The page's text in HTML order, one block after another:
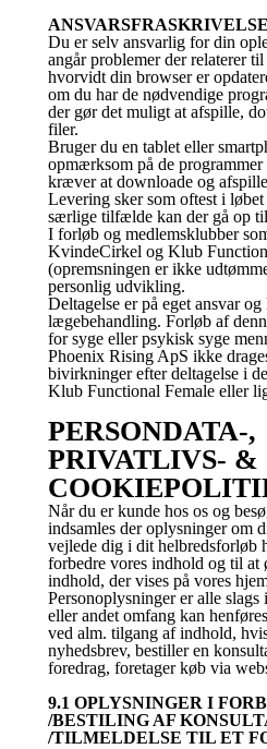
Du er selv ansvarlig for din
angår problemer der relaterer
hvorvidt din browser er
om du har de nødvendige
der gør det muligt at afspille,
filer.
Bruger du en tablet eller
opmærksom på de
kræver at downloade og
Levering sker som oftest i
særlige tilfælde kan der gå op
I forløb og medlemsklubber
KvindeCirkel og Klub
(opremsningen er ikke
personlig udvikling.
Deltagelse er på eget ansvar
lægebehandling. Forløb af
for syge eller psykisk syge
Phoenix Rising ApS ikke
bivirkninger efter deltagelse i
Klub Functional Female eller
PERSONDATA-,
PRIVATLIVS- &
Når du er kunde hos os og
indsamles der oplysninger om
vejlede dig i dit helbredsforløb
forbedre vores indhold og til at
indhold, der vises på vores
Personoplysninger er alle
eller andet omfang kan
ved alm. tilgang af indhold,
nyhedsbrev, bestiller en
foredrag, foretager køb via
9.1 OPLYSNINGER I
/BESTILING AF
/TILMELDELSE TIL ET